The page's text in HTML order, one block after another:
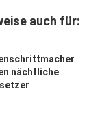
auch für:
nächtliche